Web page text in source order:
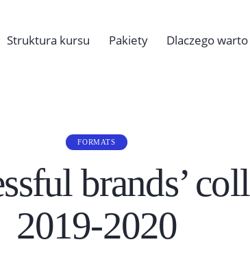
Struktura kursu Pakiety Dlaczego warto
FORMATS
brands’
2019-2020